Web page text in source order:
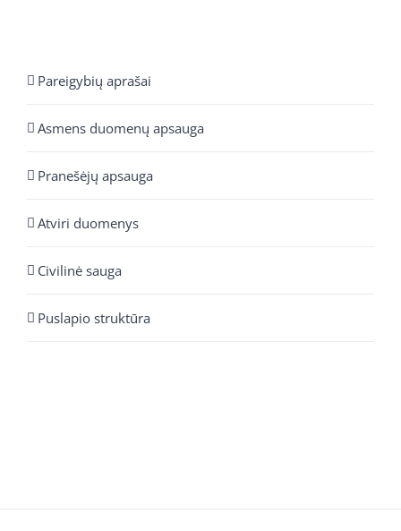
Pareigybių aprašai
Asmens duomenų apsauga
Pranešėjų apsauga
Atviri duomenys
Civilinė sauga
Puslapio struktūra